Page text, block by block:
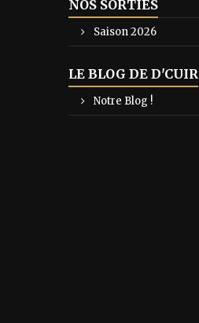
NOS SORTIES
Saison 2026
LE BLOG DE D'CUIR
Notre Blog !